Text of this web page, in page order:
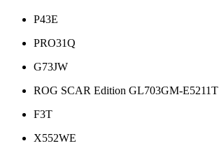
P43E
PRO31Q
G73JW
ROG SCAR Edition GL703GM-E5211T
F3T
X552WE